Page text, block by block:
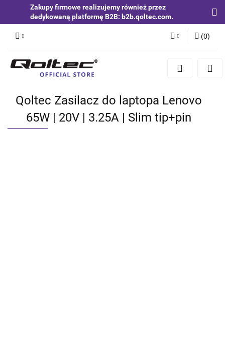
Zakupy firmowe realizujemy również przez
dedykowaną platformę B2B: b2b.qoltec.com.
Zaloguj się
Zgody cookies
(0)
Qoltec Zasilacz do laptopa Lenovo
65W | 20V | 3.25A | Slim tip+pin